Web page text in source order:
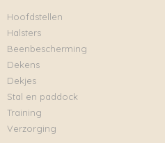
Hoofdstellen
Halsters
Beenbescherming
Dekens
Dekjes
Stal en paddock
Training
Verzorging